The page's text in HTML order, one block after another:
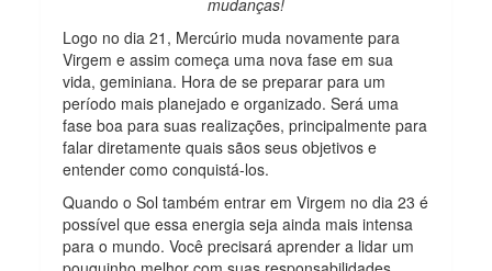
mudanças!
Logo no dia 21, Mercúrio muda novamente para
Virgem e assim começa uma nova fase em sua
vida, geminiana. Hora de se preparar para um
período mais planejado e organizado. Será uma
fase boa para suas realizações, principalmente para
falar diretamente quais sãos seus objetivos e
entender como conquistá-los.
Quando o Sol também entrar em Virgem no dia 23 é
possível que essa energia seja ainda mais intensa
para o mundo. Você precisará aprender a lidar um